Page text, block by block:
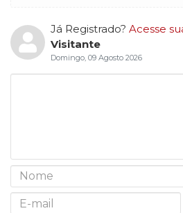
Já Registrado? Acesse
Visitante
Domingo, 09 Agosto 2026